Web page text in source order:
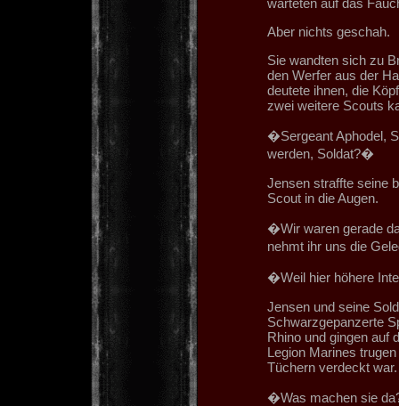
warteten auf das
Aber nichts geschah.
Sie wandten sich zu
den Werfer aus der
deutete ihnen, die
zwei weitere Scouts
�Sergeant Aphodel,
werden, Soldat?�
Jensen straffte seine
Scout in die Augen.
�Wir waren gerade
nehmt ihr uns die
�Weil hier höhere
Jensen und seine
Schwarzgepanzerte
Rhino und gingen auf
Legion Marines
Tüchern verdeckt war.
�Was machen sie